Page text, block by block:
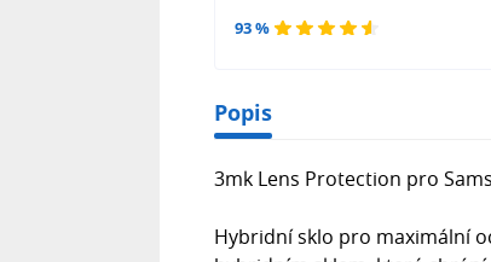
93 %
Popis
3mk Lens Protection pro
Hybridní sklo pro maximální